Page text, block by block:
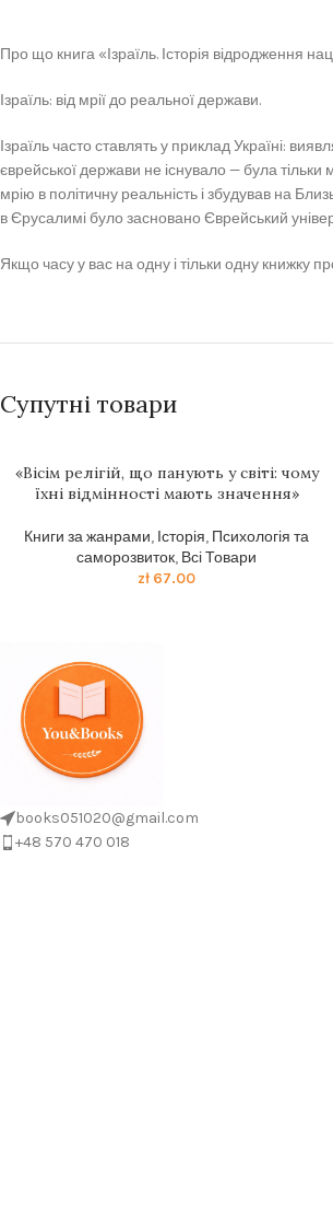
Про що книга «Ізраїль. Історія відродження
Ізраїль: від мрії до реальної держави.
Ізраїль часто ставлять у приклад Україні:
єврейської держави не існувало — була
мрію в політичну реальність і збудував на
в Єрусалимі було засновано Єврейський
Якщо часу у вас на одну і тільки одну книжку
Супутні товари
«Вісім релігій, що панують у світі: чому
їхні відмінності мають значення»
Книги за жанрами, Історія, Психологія та
саморозвиток, Всі Товари
zł 67.00
books051020@gmail.com
+48 570 470 018